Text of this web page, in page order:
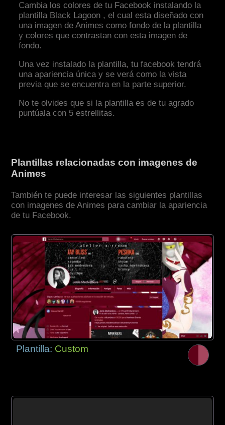
Cambia los colores de tu Facebook instalando la
plantilla Black Lagoon , el cual esta diseñado con
una imagen de Animes como fondo de la plantilla
y colores que contrastan con esta imagen de
fondo.
Una vez instalado la plantilla, tu facebook tendrá
una apariencia única y se verá como la vista
previa que se encuentra en la parte superior.
No te olvides que si la plantilla es de tu agrado
puntúala con 5 estrellitas.
Plantillas relacionadas con imagenes de
Animes
También te puede interesar las siguientes plantillas
con imagenes de Animes para cambiar la apariencia
de tu Facebook.
Plantilla: Custom